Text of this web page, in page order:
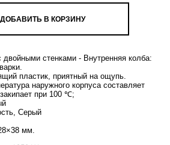
ДОБАВИТЬ В КОРЗИНУ
двойными стенками - Внутренняя колба:
пластик, приятный на ощупь.
наружного корпуса составляет
при 100 ℃;
Серый
мм.